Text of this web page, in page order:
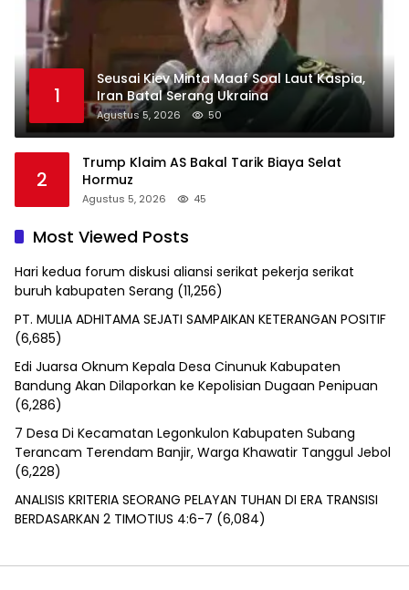
1
Seusai Kiev Minta Maaf Soal Laut Kaspia,
Iran Batal Serang Ukraina
Agustus 5, 2026 50
2
Trump Klaim AS Bakal Tarik Biaya Selat
Hormuz
Agustus 5, 2026 45
Most Viewed Posts
Hari kedua forum diskusi aliansi serikat pekerja serikat
buruh kabupaten Serang (11,256)
PT. MULIA ADHITAMA SEJATI SAMPAIKAN KETERANGAN POSITIF
(6,685)
Edi Juarsa Oknum Kepala Desa Cinunuk Kabupaten
Bandung Akan Dilaporkan ke Kepolisian Dugaan Penipuan
(6,286)
7 Desa Di Kecamatan Legonkulon Kabupaten Subang
Terancam Terendam Banjir, Warga Khawatir Tanggul Jebol
(6,228)
ANALISIS KRITERIA SEORANG PELAYAN TUHAN DI ERA TRANSISI
BERDASARKAN 2 TIMOTIUS 4:6-7 (6,084)